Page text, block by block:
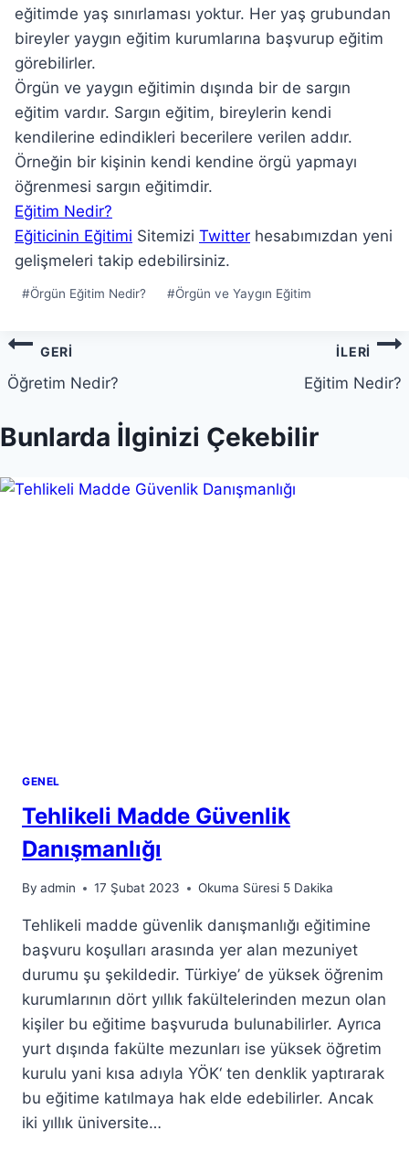
eğitimde yaş sınırlaması yoktur. Her yaş grubundan
bireyler yaygın eğitim kurumlarına başvurup eğitim
görebilirler.
Örgün ve yaygın eğitimin dışında bir de sargın
eğitim vardır. Sargın eğitim, bireylerin kendi
kendilerine edindikleri becerilere verilen addır.
Örneğin bir kişinin kendi kendine örgü yapmayı
öğrenmesi sargın eğitimdir.
Eğitim Nedir?
Eğiticinin Eğitimi Sitemizi Twitter hesabımızdan yeni
gelişmeleri takip edebilirsiniz.
Post
#Örgün Eğitim Nedir? #Örgün ve Yaygın Eğitim
Yazı
gezinmesi
GERI
Öğretim Nedir?
İLERI
Eğitim Nedir?
Bunlarda İlginizi Çekebilir
GENEL
Tehlikeli Madde Güvenlik
Danışmanlığı
By admin 17 Şubat 2023 Okuma Süresi 5 Dakika
Tehlikeli madde güvenlik danışmanlığı eğitimine
başvuru koşulları arasında yer alan mezuniyet
durumu şu şekildedir. Türkiye’ de yüksek öğrenim
kurumlarının dört yıllık fakültelerinden mezun olan
kişiler bu eğitime başvuruda bulunabilirler. Ayrıca
yurt dışında fakülte mezunları ise yüksek öğretim
kurulu yani kısa adıyla YÖK‘ ten denklik yaptırarak
bu eğitime katılmaya hak elde edebilirler. Ancak
iki yıllık üniversite…